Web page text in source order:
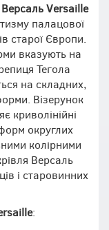
ВерсальVersaille
палацової
старої Європи.
вказують на
Тегола
на складних,
Візерунок
криволінійні
округлих
колірними
Версаль
і старовинних
: